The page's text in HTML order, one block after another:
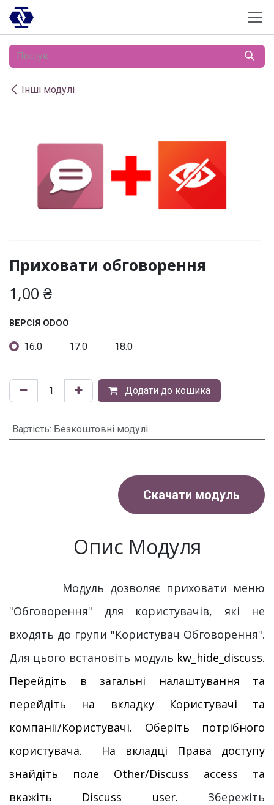
Skip to Content
Інші модулі
Приховати обговорення
1,00 ₴
ВЕРСІЯ ODOO
16.0 17.0 18.0
Додати до кошика
Вартість: Безкоштовні модулі
Скачати модуль
Опис Модуля
Модуль дозволяє приховати меню
"Обговорення" для користувачів, які не
входять до групи "Користувач Обговорення".
Для цього встановіть модуль kw_hide_discuss.
Перейдіть в загальні налаштування та
перейдіть на вкладку Користувачі та
компанії/Користувачі. Оберіть потрібного
користувача. На вкладці Права доступу
знайдіть поле Other/Discuss access та
вкажіть Discuss user. Збережіть